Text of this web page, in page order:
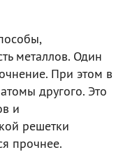
металлов. Один
При этом в
другого. Это
и
решетки
прочнее.